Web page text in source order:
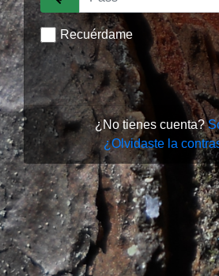
Recuérdame
¿No tienes cuenta?
¿Olvidaste la